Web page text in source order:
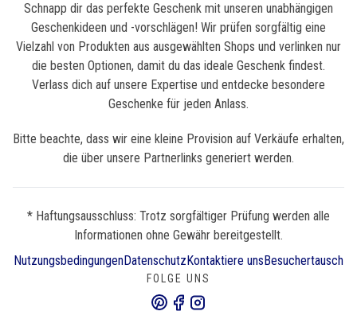
Schnapp dir das perfekte Geschenk mit unseren unabhängigen
Geschenkideen und -vorschlägen! Wir prüfen sorgfältig eine
Vielzahl von Produkten aus ausgewählten Shops und verlinken nur
die besten Optionen, damit du das ideale Geschenk findest.
Verlass dich auf unsere Expertise und entdecke besondere
Geschenke für jeden Anlass.
Bitte beachte, dass wir eine kleine Provision auf Verkäufe erhalten,
die über unsere Partnerlinks generiert werden.
* Haftungsausschluss: Trotz sorgfältiger Prüfung werden alle
Informationen ohne Gewähr bereitgestellt.
NutzungsbedingungenDatenschutz Kontaktiere uns Besuchertausch
FOLGE UNS